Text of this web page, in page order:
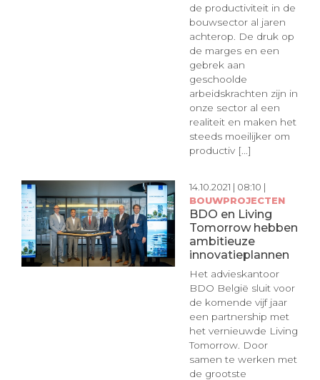
de productiviteit in de
bouwsector al jaren
achterop. De druk op
de marges en een
gebrek aan
geschoolde
arbeidskrachten zijn in
onze sector al een
realiteit en maken het
steeds moeilijker om
productiv [...]
14.10.2021 | 08:10 |
BOUWPROJECTEN
BDO en Living
Tomorrow hebben
ambitieuze
innovatieplannen
Het advieskantoor
BDO België sluit voor
de komende vijf jaar
een partnership met
het vernieuwde Living
Tomorrow. Door
samen te werken met
de grootste